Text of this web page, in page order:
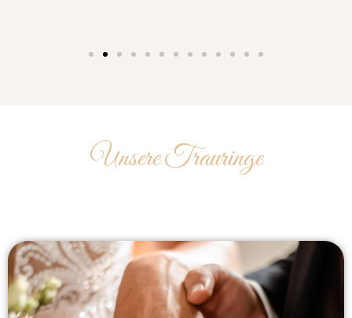
Unsere Trauringe